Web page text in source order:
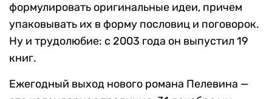
формулировать оригинальные идеи, причем
упаковывать их в форму пословиц и поговорок.
Ну и трудолюбие: с 2003 года он выпустил 19
книг.
Ежегодный выход нового романа Пелевина —